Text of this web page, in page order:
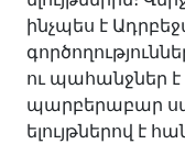
ինչպես է
ու պահանջներ
պարբերաբար
ելույթներով է